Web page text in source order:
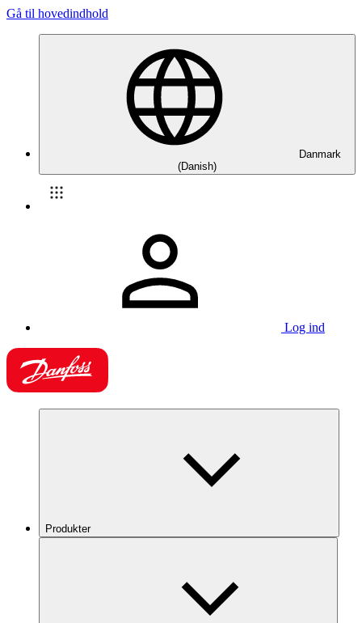
Gå til hovedindhold
Danmark
(Danish)
Log ind
Produkter